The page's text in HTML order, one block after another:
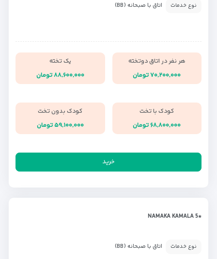
نوع خدمات اتاق با صبحانه (BB)
هر نفر در اتاق دوتخته
۷۰,۲۰۰,۰۰۰ تومان
یک تخته
۸۸,۶۰۰,۰۰۰ تومان
کودک با تخت
۶۸,۸۰۰,۰۰۰ تومان
کودک بدون تخت
۵۹,۱۰۰,۰۰۰ تومان
خرید
*NAMAKA KAMALA 5
نوع خدمات اتاق با صبحانه (BB)